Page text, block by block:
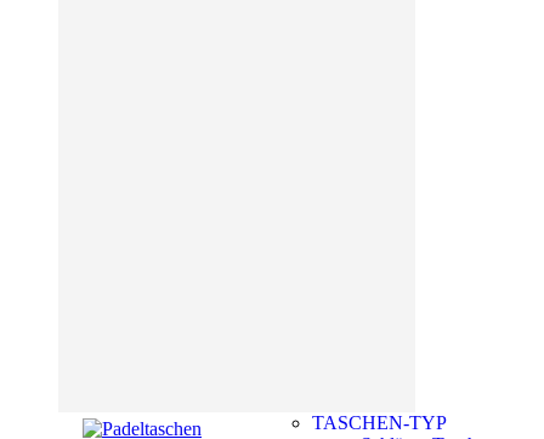
TASCHEN-TYP